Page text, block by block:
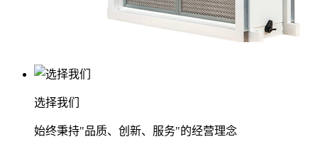
选择我们
始终秉持"品质、创新、服务"的经营理念